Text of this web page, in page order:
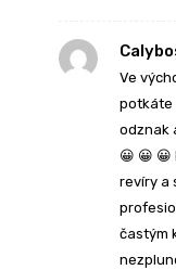
Ve
potkáte
odznak
😀 😀
revíry a
častým